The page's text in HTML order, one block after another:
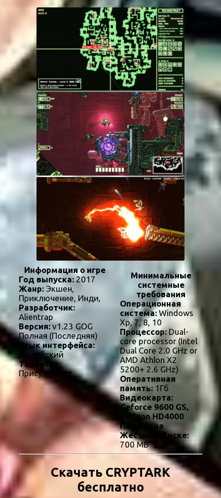
Информация о игре
Год выпуска:2017
Жанр: Экшен,
Приключение, Инди,
Разработчик:
Alientrap
Версия: v1.23 GOG
Полная (Последняя)
Язык интерфейса:
английский
Таблетка:
Присутствует
Минимальные
системные
требования
Операционная
система:Windows
Xp, 7, 8, 10
Процессор:Dual-
core processor (Intel
Dual Core 2.0 GHz or
AMD Athlon X2
5200+ 2.6 GHz)
Оперативная
память:1Гб
Видеокарта:
Geforce 9600 GS,
Radeon HD4000
Памяти на
Жестком Диске:
700 MB
Скачать CRYPTARK
бесплатно